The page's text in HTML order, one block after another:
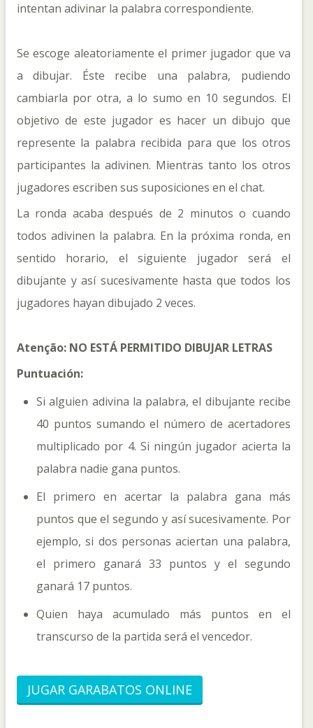
intentan adivinar la palabra correspondiente.
Se escoge aleatoriamente el primer jugador que va
a dibujar. Éste recibe una palabra, pudiendo
cambiarla por otra, a lo sumo en 10 segundos. El
objetivo de este jugador es hacer un dibujo que
represente la palabra recibida para que los otros
participantes la adivinen. Mientras tanto los otros
jugadores escriben sus suposiciones en el chat.
La ronda acaba después de 2 minutos o cuando
todos adivinen la palabra. En la próxima ronda, en
sentido horario, el siguiente jugador será el
dibujante y así sucesivamente hasta que todos los
jugadores hayan dibujado 2 veces.
Atenção: NO ESTÁ PERMITIDO DIBUJAR LETRAS
Puntuación:
Si alguien adivina la palabra, el dibujante recibe
40 puntos sumando el número de acertadores
multiplicado por 4. Si ningún jugador acierta la
palabra nadie gana puntos.
El primero en acertar la palabra gana más
puntos que el segundo y así sucesivamente. Por
ejemplo, si dos personas aciertan una palabra,
el primero ganará 33 puntos y el segundo
ganará 17 puntos.
Quien haya acumulado más puntos en el
transcurso de la partida será el vencedor.
JUGAR GARABATOS ONLINE